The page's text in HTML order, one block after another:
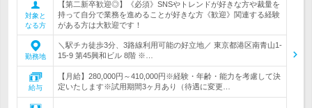
対象と
なる方
【第二新卒歓迎◎】《必須》SNSやトレンドが好きな方や裁量を
持って自分で業務を進めることが好きな方《歓迎》関連する経験
がある方は大歓迎です！
勤務地
＼駅チカ徒歩3分、3路線利用可能の好立地／ 東京都港区南青山1-
15-9 第45興和ビル 8階 ※…
給与
【月給】280,000円～410,000円※経験・年齢・能力を考慮して決
定いたします※試用期間3ヶ月あり（待遇に変更…